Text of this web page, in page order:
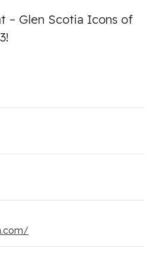
– Glen Scotia Icons of